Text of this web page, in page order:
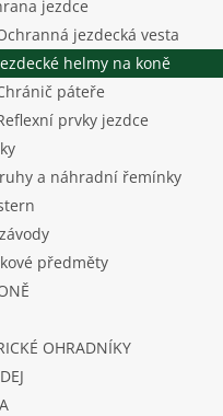
jezdce
jezdecká vesta
helmy na koně
páteře
prvky jezdce
a náhradní řemínky
předměty
OHRADNÍKY